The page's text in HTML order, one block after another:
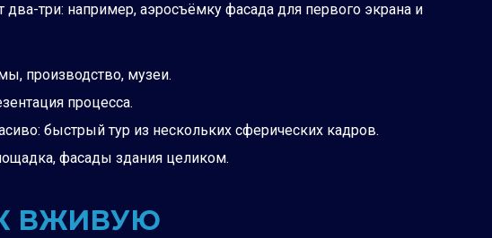
три: например, аэросъёмку фасада для первого экрана и
производство, музеи.
процесса.
быстрый тур из нескольких сферических кадров.
фасады здания целиком.
ВЖИВУЮ